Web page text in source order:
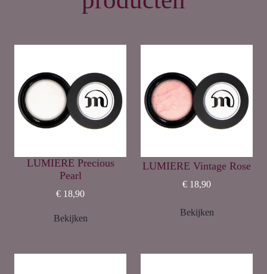
LUMIERE Precious
Pearl
€ 18,90
Bekijken
LUMIERE Vintage Rose
€ 18,90
Bekijken